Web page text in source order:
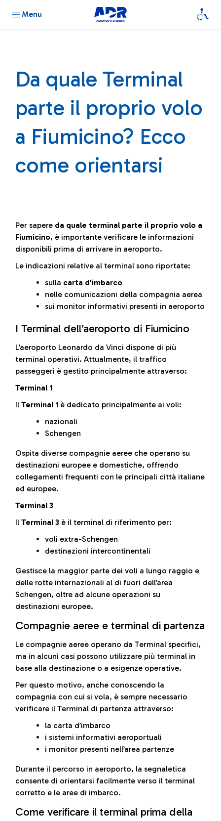
Menu
Da quale Terminal
parte il proprio volo
a Fiumicino? Ecco
come orientarsi
Per sapere da quale terminal parte il proprio volo a
Fiumicino, è importante verificare le informazioni
disponibili prima di arrivare in aeroporto.
Le indicazioni relative al terminal sono riportate:
sulla carta d’imbarco
nelle comunicazioni della compagnia aerea
sui monitor informativi presenti in aeroporto
I Terminal dell’aeroporto di Fiumicino
L’aeroporto Leonardo da Vinci dispone di più
terminal operativi. Attualmente, il traffico
passeggeri è gestito principalmente attraverso:
Terminal 1
Il Terminal 1 è dedicato principalmente ai voli:
nazionali
Schengen
Ospita diverse compagnie aeree che operano su
destinazioni europee e domestiche, offrendo
collegamenti frequenti con le principali città italiane
ed europee.
Terminal 3
Il Terminal 3 è il terminal di riferimento per:
voli extra-Schengen
destinazioni intercontinentali
Gestisce la maggior parte dei voli a lungo raggio e
delle rotte internazionali al di fuori dell’area
Schengen, oltre ad alcune operazioni su
destinazioni europee.
Compagnie aeree e terminal di partenza
Le compagnie aeree operano da Terminal specifici,
ma in alcuni casi possono utilizzare più terminal in
base alla destinazione o a esigenze operative.
Per questo motivo, anche conoscendo la
compagnia con cui si vola, è sempre necessario
verificare il Terminal di partenza attraverso:
la carta d’imbarco
i sistemi informativi aeroportuali
i monitor presenti nell’area partenze
Durante il percorso in aeroporto, la segnaletica
consente di orientarsi facilmente verso il terminal
corretto e le aree di imbarco.
Come verificare il terminal prima della